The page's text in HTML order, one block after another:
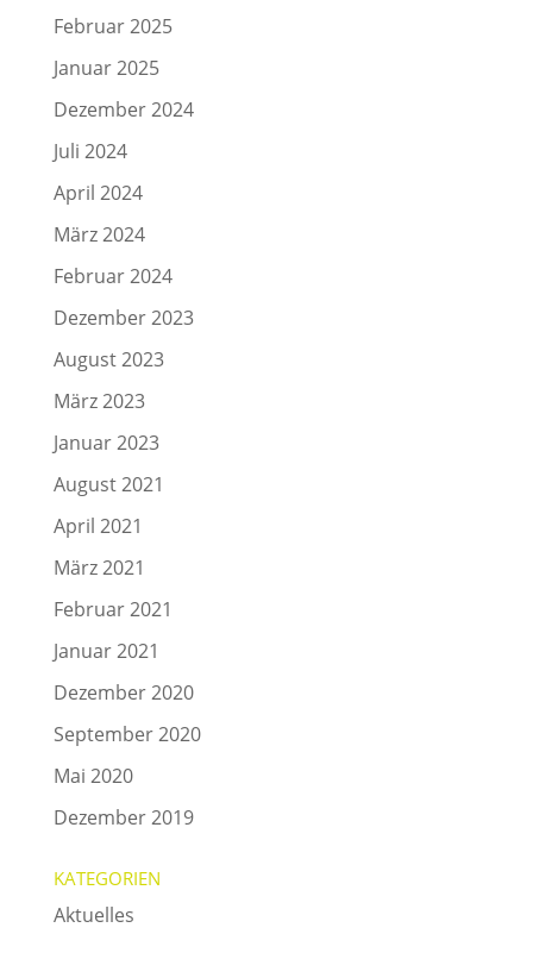
Februar 2025
Januar 2025
Dezember 2024
Juli 2024
April 2024
März 2024
Februar 2024
Dezember 2023
August 2023
März 2023
Januar 2023
August 2021
April 2021
März 2021
Februar 2021
Januar 2021
Dezember 2020
September 2020
Mai 2020
Dezember 2019
KATEGORIEN
Aktuelles